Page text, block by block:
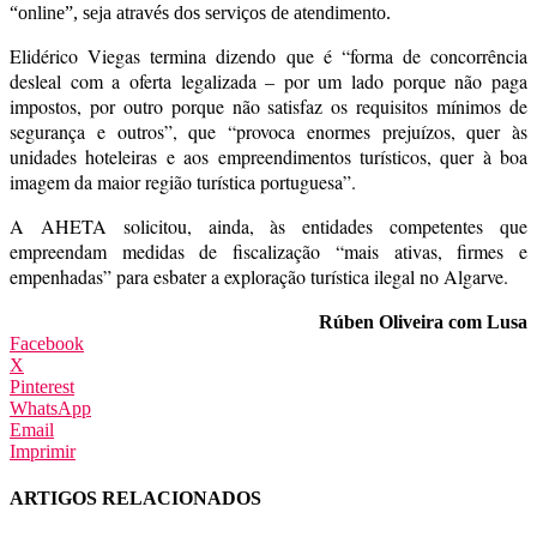
“online”, seja através dos serviços de atendimento.
Elidérico Viegas termina dizendo que é “forma de concorrência
desleal com a oferta legalizada – por um lado porque não paga
impostos, por outro porque não satisfaz os requisitos mínimos de
segurança e outros”, que “provoca enormes prejuízos, quer às
unidades hoteleiras e aos empreendimentos turísticos, quer à boa
imagem da maior região turística portuguesa”.
A AHETA solicitou, ainda, às entidades competentes que
empreendam medidas de fiscalização “mais ativas, firmes e
empenhadas” para esbater a exploração turística ilegal no Algarve.
Rúben Oliveira com Lusa
Facebook
X
Pinterest
WhatsApp
Email
Imprimir
ARTIGOS RELACIONADOS